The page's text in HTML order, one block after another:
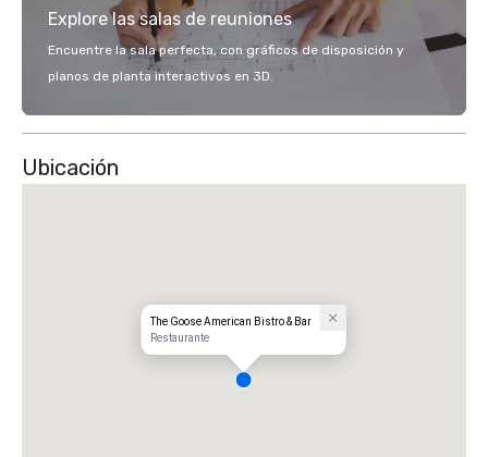
Explore las salas de reuniones
Encuentre la sala perfecta, con gráficos de disposición y
planos de planta interactivos en 3D.
Ubicación
The Goose American Bistro & Bar
Restaurante